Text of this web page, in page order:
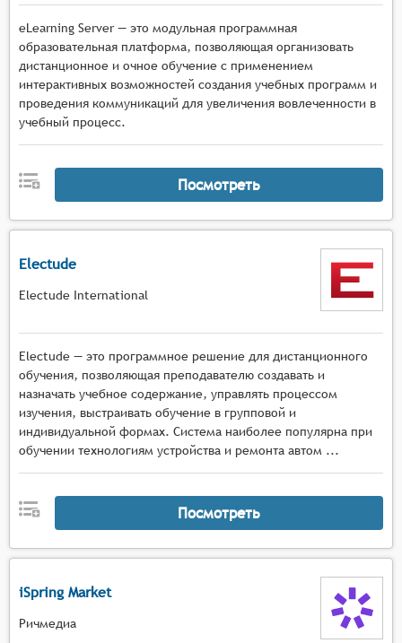
eLearning Server — это модульная программная
образовательная платформа, позволяющая организовать
дистанционное и очное обучение с применением
интерактивных возможностей создания учебных программ и
проведения коммуникаций для увеличения вовлеченности в
учебный процесс.
Посмотреть
Electude
Electude International
Electude — это программное решение для дистанционного
обучения, позволяющая преподавателю создавать и
назначать учебное содержание, управлять процессом
изучения, выстраивать обучение в групповой и
индивидуальной формах. Система наиболее популярна при
обучении технологиям устройства и ремонта автом ...
Посмотреть
iSpring Market
Ричмедиа